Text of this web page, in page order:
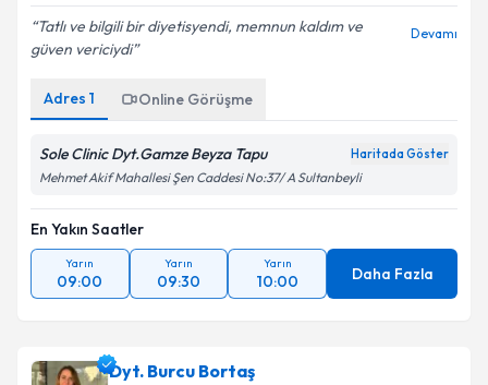
Tatlı ve bilgili bir diyetisyendi, memnun kaldım ve
güven vericiydi
Devamı
Adres 1 Online Görüşme
Sole Clinic Dyt.Gamze Beyza Tapu Haritada Göster
Mehmet Akif Mahallesi Şen Caddesi No:37/ A Sultanbeyli
En Yakın Saatler
Yarın
09:00
Yarın
09:30
Yarın
10:00 Daha Fazla
Dyt. Burcu Bortaş